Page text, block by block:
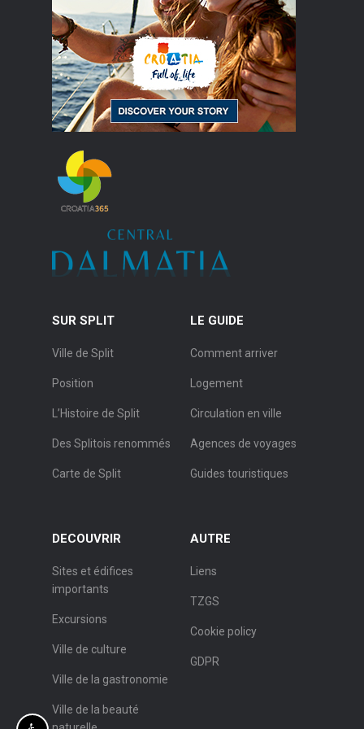
SUR SPLIT
Ville de Split
Position
L’Histoire de Split
Des Splitois renommés
Carte de Split
LE GUIDE
Comment arriver
Logement
Circulation en ville
Agences de voyages
Guides touristiques
DECOUVRIR
Sites et édifices
importants
Excursions
Ville de culture
Ville de la gastronomie
Ville de la beauté
AUTRE
Liens
TZGS
Cookie policy
GDPR